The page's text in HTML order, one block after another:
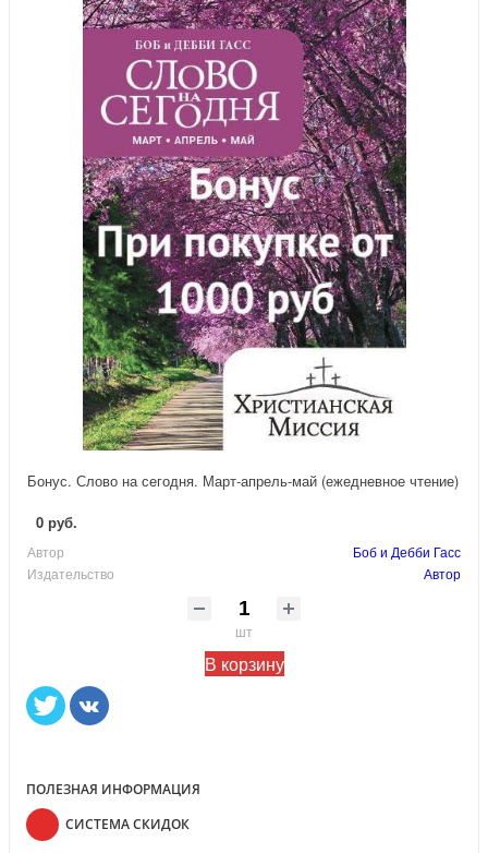
Бонус. Слово на сегодня. Март-апрель-май (ежедневное чтение)
0 руб.
Автор
Боб и Дебби Гасс
Издательство
Автор
шт
В корзину
ПОЛЕЗНАЯ ИНФОРМАЦИЯ
СИСТЕМА СКИДОК